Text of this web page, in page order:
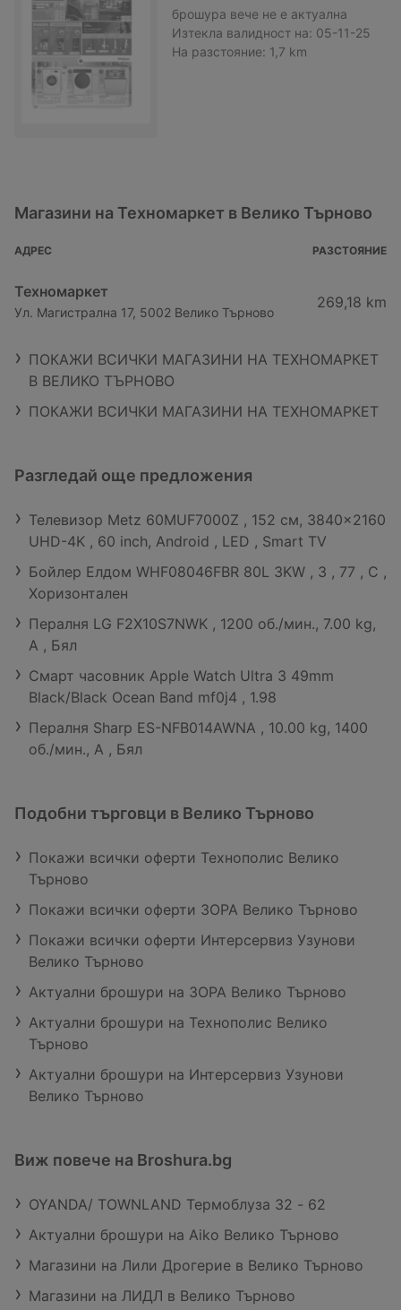
брошура вече не е актуална
Изтекла валидност на: 05-11-25
На разстояние: 1,7 km
Магазини на Техномаркет в Велико Търново
АДРЕС РАЗСТОЯНИЕ
Техномаркет
Ул. Магистрална 17, 5002 Велико Търново
269,18 km
ПОКАЖИ ВСИЧКИ МАГАЗИНИ НА ТЕХНОМАРКЕТ
В ВЕЛИКО ТЪРНОВО
ПОКАЖИ ВСИЧКИ МАГАЗИНИ НА ТЕХНОМАРКЕТ
Разгледай още предложения
Телевизор Metz 60MUF7000Z , 152 см, 3840x2160
UHD-4K , 60 inch, Android , LED , Smart TV
Бойлер Елдом WHF08046FBR 80L 3KW , 3 , 77 , C ,
Хоризонтален
Пералня LG F2X10S7NWK , 1200 об./мин., 7.00 kg,
A , Бял
Смарт часовник Apple Watch Ultra 3 49mm
Black/Black Ocean Band mf0j4 , 1.98
Пералня Sharp ES-NFB014AWNA , 10.00 kg, 1400
об./мин., A , Бял
Подобни търговци в Велико Търново
Покажи всички оферти Технополис Велико
Търново
Покажи всички оферти ЗОРА Велико Търново
Покажи всички оферти Интерсервиз Узунови
Велико Търново
Актуални брошури на ЗОРА Велико Търново
Актуални брошури на Технополис Велико
Търново
Актуални брошури на Интерсервиз Узунови
Велико Търново
Виж повече на Broshura.bg
OYANDA/ TOWNLAND Термоблуза 32 - 62
Актуални брошури на Aiko Велико Търново
Магазини на Лили Дрогерие в Велико Търново
Магазини на ЛИДЛ в Велико Търново